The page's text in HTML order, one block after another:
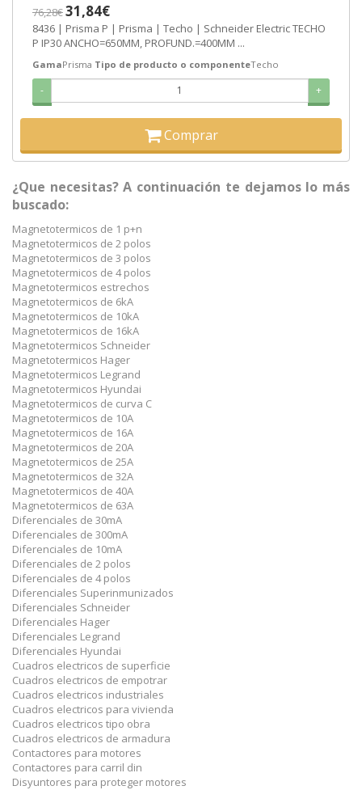
76,28€31,84€
8436 | Prisma P | Prisma | Techo | Schneider Electric TECHO
P IP30 ANCHO=650MM, PROFUND.=400MM ...
GamaPrisma Tipo de producto o componenteTecho
- +
Comprar
¿Que necesitas? A continuación te dejamos lo más
buscado:
Magnetotermicos de 1 p+n
Magnetotermicos de 2 polos
Magnetotermicos de 3 polos
Magnetotermicos de 4 polos
Magnetotermicos estrechos
Magnetotermicos de 6kA
Magnetotermicos de 10kA
Magnetotermicos de 16kA
Magnetotermicos Schneider
Magnetotermicos Hager
Magnetotermicos Legrand
Magnetotermicos Hyundai
Magnetotermicos de curva C
Magnetotermicos de 10A
Magnetotermicos de 16A
Magnetotermicos de 20A
Magnetotermicos de 25A
Magnetotermicos de 32A
Magnetotermicos de 40A
Magnetotermicos de 63A
Diferenciales de 30mA
Diferenciales de 300mA
Diferenciales de 10mA
Diferenciales de 2 polos
Diferenciales de 4 polos
Diferenciales Superinmunizados
Diferenciales Schneider
Diferenciales Hager
Diferenciales Legrand
Diferenciales Hyundai
Cuadros electricos de superficie
Cuadros electricos de empotrar
Cuadros electricos industriales
Cuadros electricos para vivienda
Cuadros electricos tipo obra
Cuadros electricos de armadura
Contactores para motores
Contactores para carril din
Disyuntores para proteger motores